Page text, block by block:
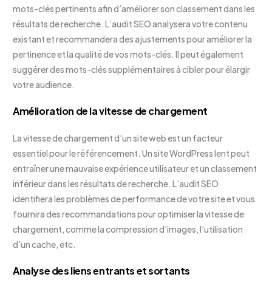
mots-clés pertinents afin d’améliorer son classement dans les
résultats de recherche. L’audit SEO analysera votre contenu
existant et recommandera des ajustements pour améliorer la
pertinence et la qualité de vos mots-clés. Il peut également
suggérer des mots-clés supplémentaires à cibler pour élargir
votre audience.
Amélioration de la vitesse de chargement
La vitesse de chargement d’un site web est un facteur
essentiel pour le référencement. Un site WordPress lent peut
entraîner une mauvaise expérience utilisateur et un classement
inférieur dans les résultats de recherche. L’audit SEO
identifiera les problèmes de performance de votre site et vous
fournira des recommandations pour optimiser la vitesse de
chargement, comme la compression d’images, l’utilisation
d’un cache, etc.
Analyse des liens entrants et sortants